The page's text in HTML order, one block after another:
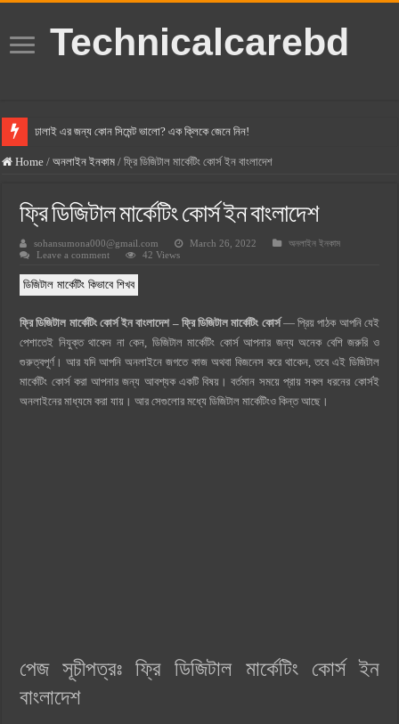
Technicalcarebd
ঢালাই এর জন্য কোন সিমেন্ট ভালো? এক ক্লিকে জেনে নিন!
বসুন্ধরা সিমেন্ট এর দাম ২০২৫
হোলসিম সিমেন্ট দাম ২০২৫
সুপারক্রিট সিমেন্ট দাম ২০২৫
জুডিশিয়াল ম্যাজিস্ট্রেট কি? জুডিশিয়াল ম্যাজিস্ট্রেট এর সুযোগ সুবিধা
ওয়ালটন টিভি কিস্তিতে কেনার নিয়ম ২০২৫
গ্রামে লাভজনক ব্যবসা ২০২৫ ও গ্রামের বাজারে ব্যবসার আইডিয়া
জেনে নিন, বর্তমানে মোবাইল ঘড়ি দাম কত ২০২৫
Home / অনলাইন ইনকাম / ফ্রি ডিজিটাল মার্কেটিং কোর্স ইন বাংলাদেশ
ফ্রি ডিজিটাল মার্কেটিং কোর্স ইন বাংলাদেশ
sohansumona000@gmail.com March 26, 2022
অনলাইন ইনকাম
Leave a comment
42 Views
ডিজিটাল মার্কেটিং কিভাবে শিখব
ফ্রি ডিজিটাল মার্কেটিং কোর্স ইন বাংলাদেশ – ফ্রি ডিজিটাল মার্কেটিং কোর্স— প্রিয় পাঠক আপনি যেই
পেশাতেই নিযুক্ত থাকেন না কেন, ডিজিটাল মার্কেটিং কোর্স আপনার জন্য অনেক বেশি জরুরি ও
গুরুত্বপূর্ণ। আর যদি আপনি অনলাইনে জগতে কাজ অথবা বিজনেস করে থাকেন, তবে এই ডিজিটাল
মার্কেটিং কোর্স করা আপনার জন্য আবশ্যক একটি বিষয়। বর্তমান সময়ে প্রায় সকল ধরনের কোর্সই
অনলাইনের মাধ্যমে করা যায়। আর সেগুলোর মধ্যে ডিজিটাল মার্কেটিংও কিন্ত আছে।
পেজ সূচীপত্রঃ ফ্রি ডিজিটাল মার্কেটিং কোর্স ইন
বাংলাদেশ